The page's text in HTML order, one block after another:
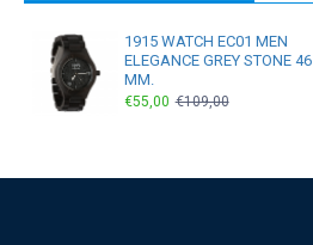
1915 WATCH EC01 MEN
ELEGANCE GREY STONE 46
MM.
€55,00 €109,00